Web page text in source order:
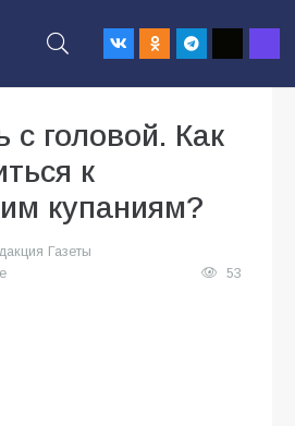
с головой. Как
к
купаниям?
Газеты
53